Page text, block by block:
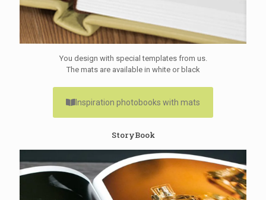
You design with special templates from us.
The mats are available in white or black
Inspiration photobooks with mats
StoryBook